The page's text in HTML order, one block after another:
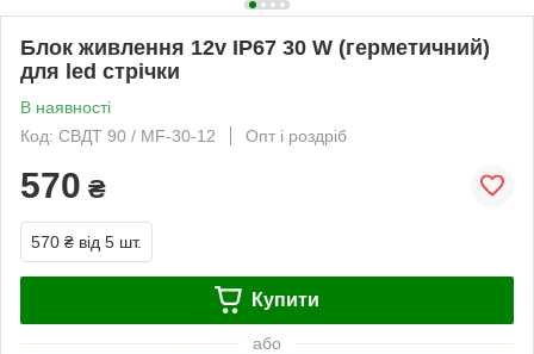
Блок живлення 12v IP67 30 W (герметичний)
для led стрічки
В наявності
Код: СВДТ 90 / MF-30-12
Опт і роздріб
570 ₴
570 ₴ від 5 шт.
Купити
або